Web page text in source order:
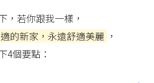
，若你跟我一樣，
的新家，永遠舒適美麗 ，
4個要點：